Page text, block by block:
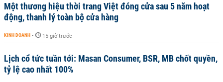
Một thương hiệu thời trang Việt đóng cửa sau 5 năm hoạt
động, thanh lý toàn bộ cửa hàng
KINH DOANH - 15 giờ trước
Lịch cổ tức tuần tới: Masan Consumer, BSR, MB chốt quyền,
tỷ lệ cao nhất 100%